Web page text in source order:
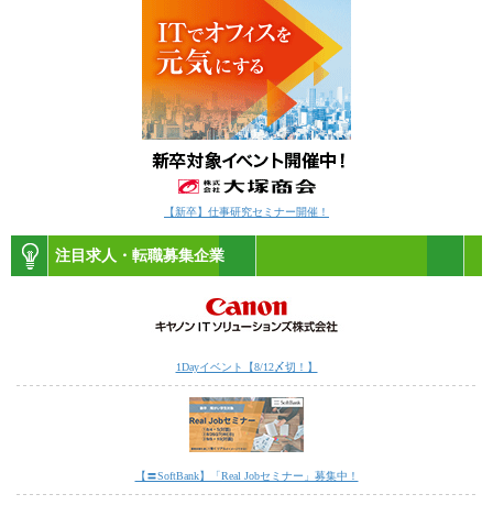
【新卒】仕事研究セミナー開催！
注目求人・転職募集企業
1Dayイベント【8/12〆切！】
【〓SoftBank】「Real Jobセミナー」募集中！